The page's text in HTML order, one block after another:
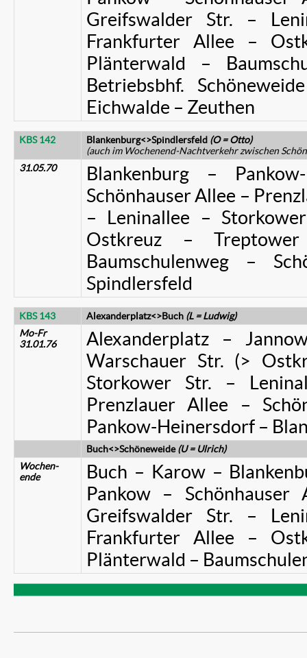
Greifswalder Str. –
Frankfurter Allee –
Plänterwald –
Betriebsbhf.
Eichwalde – Zeuthen
KBS 142 Blankenburg<>Spindlersfeld (O = Otto)
(auch im Wochenend-Nachtverkehr zwischen
31.05.70
Blankenburg –
Schönhauser Allee –
– Leninallee –
Ostkreuz –
Baumschulenweg –
Spindlersfeld
KBS 143 Alexanderplatz<>Buch (L = Ludwig)
Mo-Fr
31.01.76
Alexanderplatz –
Warschauer Str. (>
Storkower Str. –
Prenzlauer Allee –
Pankow-Heinersdorf –
Buch<>Schöneweide(U = Ulrich)
Wochen-
ende
Buch – Karow –
Pankow –
Greifswalder Str. –
Frankfurter Allee –
Plänterwald –